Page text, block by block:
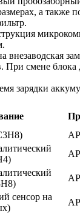
а также
внезаводская
При смене блока
зарядки
сенсор на